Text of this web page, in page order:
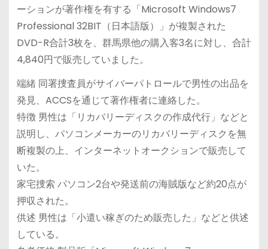
ーションが著作権を有する「Microsoft Windows7
Professional 32BIT（日本語版）」が複製された
DVD-R合計3枚を、群馬県他の購入客3名に対し、合計
4,840円で販売していました。
端緒 同署捜査員がサイバーパトロールで男性の出品を
発見、ACCSを通じて著作権者に連絡した。
特徴 男性は「リカバリーディスクの作成代行」などと
説明し、パソコンメーカーのリカバリーディスクを無
断複製の上、インターネットオークションで販売して
いた。
家宅捜索 パソコン2台や発送前の海賊版など約20点が
押収された。
供述 男性は「小遣い稼ぎのため販売した」などと供述
している。